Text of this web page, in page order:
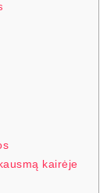
kairėje